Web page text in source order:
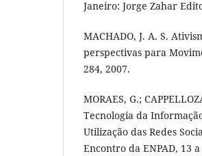
Janeiro: Jorge Zahar
MACHADO, J. A. S.
perspectivas para
284, 2007.
MORAES, G.;
Tecnologia da
Utilização das Redes
Encontro da ENPAD, 13